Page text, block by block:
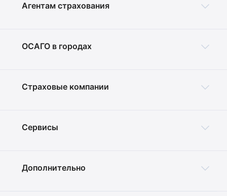
Агентам страхования
ОСАГО в городах
Страховые компании
Сервисы
Дополнительно